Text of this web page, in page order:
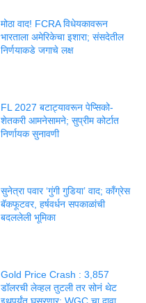
मोठा वाद! FCRA विधेयकावरून
भारताला अमेरिकेचा इशारा; संसदेतील
निर्णयाकडे जगाचे लक्ष
FL 2027 बटाट्यावरून पेप्सिको-
शेतकरी आमनेसामने; सुप्रीम कोर्टात
निर्णायक सुनावणी
सुनेत्रा पवार ‘गुंगी गुडिया’ वाद; काँग्रेस
बॅकफूटवर, हर्षवर्धन सपकाळांची
बदललेली भूमिका
Gold Price Crash : 3,857
डॉलरची लेव्हल तुटली तर सोनं थेट
इथपर्यंत घसरणार; WGC चा दावा